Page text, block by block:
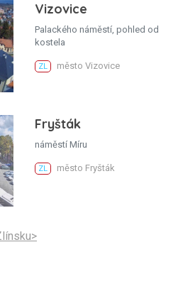
Vizovice
Palackého náměstí, pohled od
kostela
ZL město Vizovice
Fryšták
náměstí Míru
ZL město Fryšták